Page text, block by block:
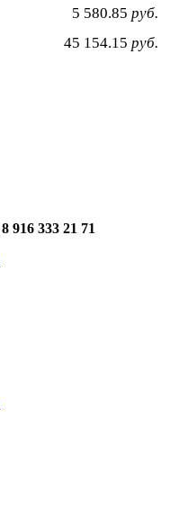
5 580.85 руб.
45 154.15 руб.
8 916 333 21 71